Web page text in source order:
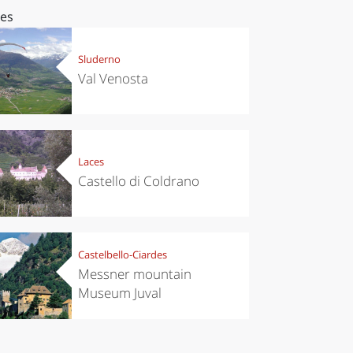
Sluderno
Val Venosta
Laces
Castello di Coldrano
Castelbello-Ciardes
Messner mountain
Museum Juval